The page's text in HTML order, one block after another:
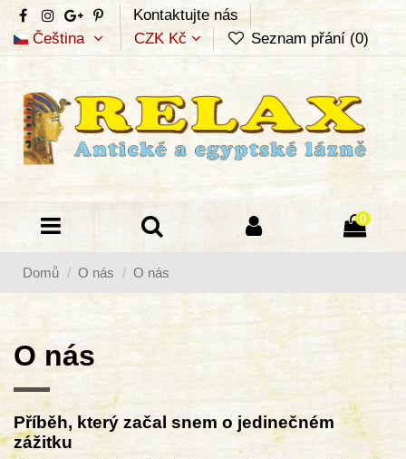
Kontaktujte nás
Čeština
CZK Kč Seznam přání (0)
0
Domů O nás O nás
O nás
Příběh, který začal snem o jedinečném
zážitku